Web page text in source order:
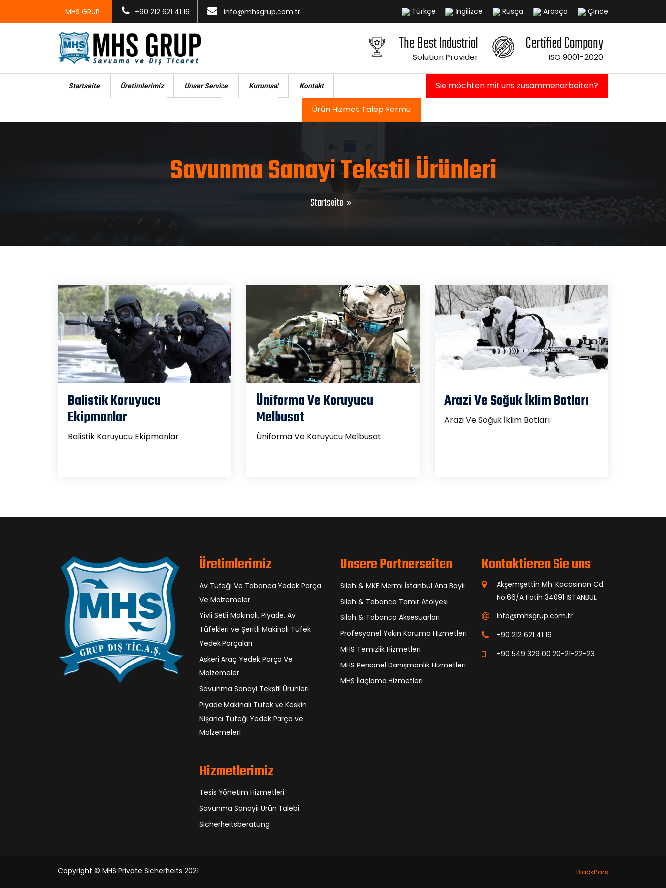
MHS GRUP +90 212 621 41 16 info@mhsgrup.com.tr Türkçe İngilizce Rusça Arapça Çince
The Best Industrial
Solution Provider
Certified Company
ISO 9001-2020
Startseite Üretimlerimiz Unser Service Kurumsal Kontakt Sie möchten mit uns zusammenarbeiten?
Ürün Hizmet Talep Formu
Savunma Sanayi Tekstil Ürünleri
Startseite
Balistik Koruyucu
Ekipmanlar
Balistik Koruyucu Ekipmanlar
Üniforma Ve Koruyucu
Melbusat
Üniforma Ve Koruyucu Melbusat
Arazi Ve Soğuk İklim Botları
Arazi Ve Soğuk İklim Botları
Üretimlerimiz
Av Tüfeği Ve Tabanca Yedek Parça
Ve Malzemeler
Yivli Setli Makinalı, Piyade, Av
Tüfekleri ve Şeritli Makinalı Tüfek
Yedek Parçaları
Askeri Araç Yedek Parça Ve
Malzemeler
Savunma Sanayi Tekstil Ürünleri
Piyade Makinalı Tüfek ve Keskin
Nişancı Tüfeği Yedek Parça ve
Malzemeleri
Hizmetlerimiz
Tesis Yönetim Hizmetleri
Savunma Sanayii Ürün Talebi
Sicherheitsberatung
Unsere Partnerseiten
Silah & MKE Mermi İstanbul Ana Bayii
Silah & Tabanca Tamir Atölyesi
Silah & Tabanca Aksesuarları
Profesyonel Yakın Koruma Hizmetleri
MHS Temizlik Hizmetleri
MHS Personel Danışmanlık Hizmetleri
MHS İlaçlama Hizmetleri
Kontaktieren Sie uns
Akşemşettin Mh. Kocasinan Cd.
No:66/A Fatih 34091 İSTANBUL
info@mhsgrup.com.tr
+90 212 621 41 16
+90 549 329 00 20-21-22-23
Copyright © MHS Private Sicherheits 2021 BlackPars